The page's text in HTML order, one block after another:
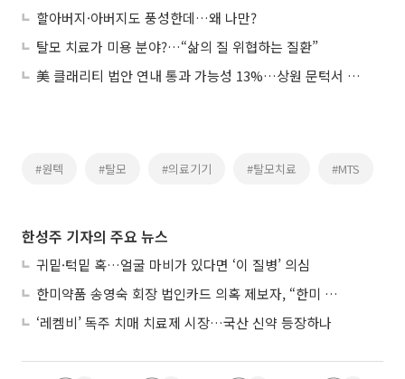
할아버지·아버지도 풍성한데…왜 나만?
탈모 치료가 미용 분야?…“삶의 질 위협하는 질환”
美 클래리티 법안 연내 통과 가능성 13%…상원 문턱서 제동
#원텍 #탈모 #의료기기 #탈모치료 #MTS
한성주 기자의 주요 뉴스
귀밑·턱밑 혹…얼굴 마비가 있다면 ‘이 질병’ 의심
한미약품 송영숙 회장 법인카드 의혹 제보자, “한미 잘 되기 바라는 마음”
‘레켐비’ 독주 치매 치료제 시장…국산 신약 등장하나